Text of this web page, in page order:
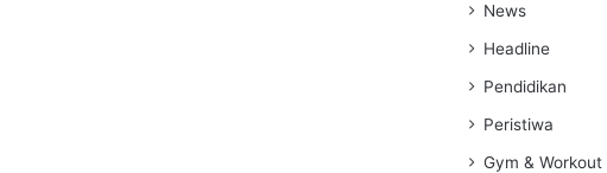
News
Headline
Pendidikan
Peristiwa
Gym & Workout